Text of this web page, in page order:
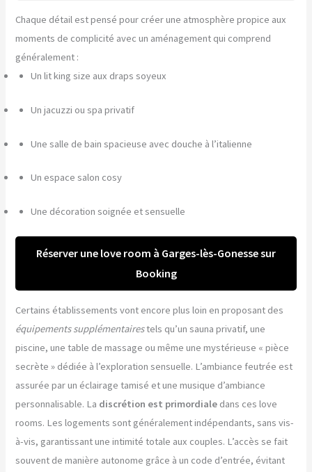
Chaque détail est pensé pour créer une atmosphère propice aux
moments de complicité avec un aménagement qui comprend
généralement :
Un lit king size aux draps soyeux
Un jacuzzi ou spa privatif
Une salle de bain spacieuse avec douche à l’italienne
Un espace salon cosy
Une décoration soignée et sensuelle
Réserver une love room à Garges-lès-Gonesse sur
Booking
Certains établissements vont encore plus loin en proposant des
équipements supplémentairestels qu’un sauna privatif, une
piscine, une table de massage ou même une mystérieuse « pièce
secrète » dédiée à l’exploration sensuelle. L’ambiance feutrée est
assurée par un éclairage tamisé et une musique d’ambiance
personnalisable. La discrétion est primordiale dans ces love
rooms. Les logements sont généralement indépendants, sans vis-
à-vis, garantissant une intimité totale aux couples. L’accès se fait
souvent de manière autonome grâce à un code d’entrée, évitant